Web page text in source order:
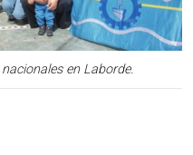
en Laborde.